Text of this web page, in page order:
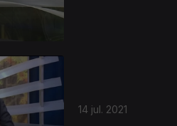
14 jul. 2021